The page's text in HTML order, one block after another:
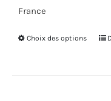
France
Choix des options
Ce